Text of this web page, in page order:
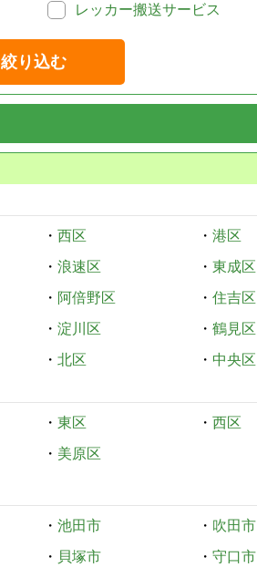
レッカー搬送サービス
絞り込む
・ 西区 ・ 港区
・ 浪速区 ・ 東成区
・ 阿倍野区 ・ 住吉区
・ 淀川区 ・ 鶴見区
・ 北区 ・ 中央区
・ 東区 ・ 西区
・ 美原区
・ 池田市 ・ 吹田市
・ 貝塚市 ・ 守口市